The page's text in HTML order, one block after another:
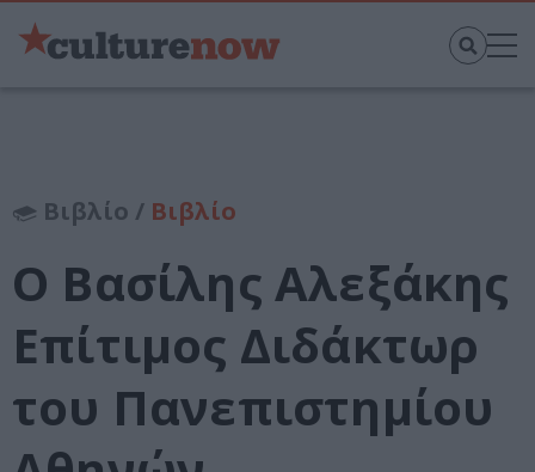
Βιβλίο / Βιβλίο
Ο Βασίλης Αλεξάκης
Επίτιμος Διδάκτωρ
του Πανεπιστημίου